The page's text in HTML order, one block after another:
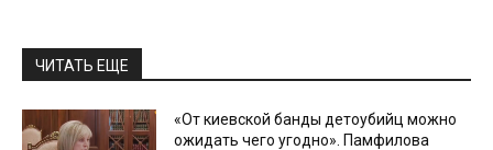
ЧИТАТЬ ЕЩЕ
«От киевской банды детоубийц можно
ожидать чего угодно». Памфилова